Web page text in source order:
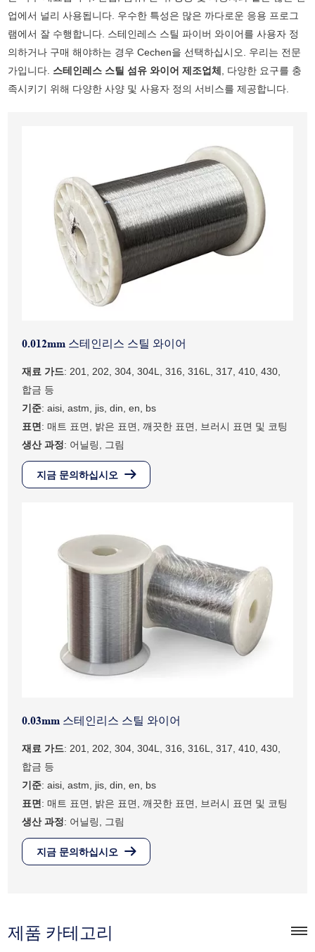
업에서 널리 사용됩니다. 우수한 특성은 많은 까다로운 응용 프로그
램에서 잘 수행합니다. 스테인레스 스틸 파이버 와이어를 사용자 정
의하거나 구매 해야하는 경우 Cechen을 선택하십시오. 우리는 전문
가입니다. 스테인레스 스틸 섬유 와이어 제조업체 , 다양한 요구를 충
족시키기 위해 다양한 사양 및 사용자 정의 서비스를 제공합니다.
0.012mm 스테인리스 스틸 와이어
재료 가드: 201, 202, 304, 304L, 316, 316L, 317, 410, 430,
합금 등
기준: aisi, astm, jis, din, en, bs
표면: 매트 표면, 밝은 표면, 깨끗한 표면, 브러시 표면 및 코팅
생산 과정: 어닐링, 그림
지금 문의하십시오
0.03mm 스테인리스 스틸 와이어
재료 가드: 201, 202, 304, 304L, 316, 316L, 317, 410, 430,
합금 등
기준: aisi, astm, jis, din, en, bs
표면: 매트 표면, 밝은 표면, 깨끗한 표면, 브러시 표면 및 코팅
생산 과정: 어닐링, 그림
지금 문의하십시오
제품 카테고리